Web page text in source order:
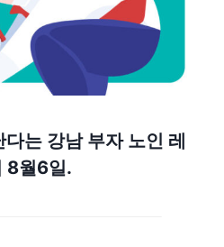
는 강남 부자 노인 레
8월6일.